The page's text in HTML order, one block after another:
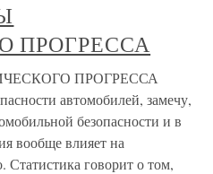
ПРОГРЕССА
ПРОГРЕССА
автомобилей, замечу,
безопасности и в
вообще влияет на
Статистика говорит о том,